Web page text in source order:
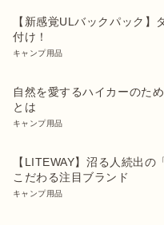
【新感覚ULバックパック
付け！
キャンプ用品
自然を愛するハイカーのた
とは
キャンプ用品
【LITEWAY】沼る人続出
こだわる注目ブランド
キャンプ用品